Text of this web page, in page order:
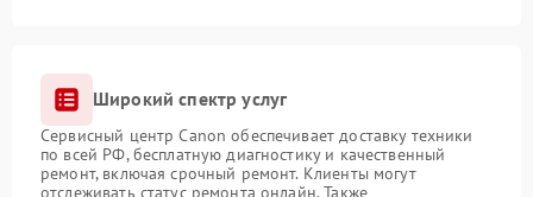
Широкий спектр услуг
Сервисный центр Canon обеспечивает доставку техники
по всей РФ, бесплатную диагностику и качественный
ремонт, включая срочный ремонт. Клиенты могут
отслеживать статус ремонта онлайн. Также